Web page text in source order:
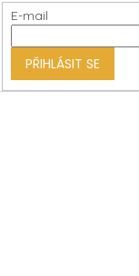
t E-mail
PŘIHLÁSIT SE